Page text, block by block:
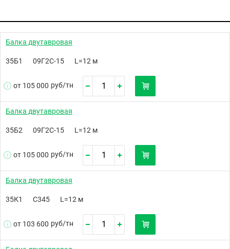
Балка двутавровая
35Б1 09Г2С-15 L=12 м
от 105 000 руб/тн
Балка двутавровая
35Б2 09Г2С-15 L=12 м
от 105 000 руб/тн
Балка двутавровая
35К1 С345 L=12 м
от 103 600 руб/тн